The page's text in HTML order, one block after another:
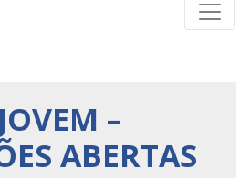
–
ABERTAS